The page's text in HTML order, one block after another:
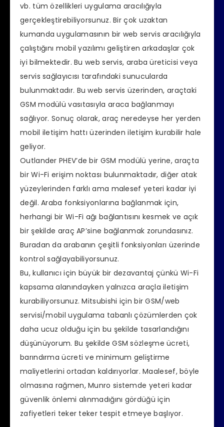
vb. tüm özellikleri uygulama aracılığıyla
gerçekleştirebiliyorsunuz. Bir çok uzaktan
kumanda uygulamasının bir web servis aracılığıyla
çalıştığını mobil yazılımı geliştiren arkadaşlar çok
iyi bilmektedir. Bu web servis, araba üreticisi veya
servis sağlayıcısı tarafındaki sunucularda
bulunmaktadır. Bu web servis üzerinden, araçtaki
GSM modülü vasıtasıyla araca bağlanmayı
sağlıyor. Sonuç olarak, araç neredeyse her yerden
mobil iletişim hattı üzerinden iletişim kurabilir hale
geliyor.
Outlander PHEV’de bir GSM modülü yerine, araçta
bir Wi-Fi erişim noktası bulunmaktadır, diğer atak
yüzeylerinden farklı ama malesef yeteri kadar iyi
değil. Araba fonksiyonlarına bağlanmak için,
herhangi bir Wi-Fi ağı bağlantısını kesmek ve açık
bir şekilde araç AP’sine bağlanmak zorundasınız.
Buradan daarabanın çeşitli fonksiyonları üzerinde
kontrol sağlayabiliyorsunuz.
Bu, kullanıcı için büyük bir dezavantaj çünkü Wi-Fi
kapsama alanındayken yalnızca araçla iletişim
kurabiliyorsunuz. Mitsubishi için bir GSM/web
servisi/mobil uygulama tabanlı çözümlerden çok
daha ucuz olduğu için bu şekilde tasarlandığını
düşünüyorum. Bu şekildeGSM sözleşme ücreti,
barındırma ücreti ve minimum geliştirme
maliyetlerini ortadan kaldırıyorlar.Maalesef, böyle
olmasına rağmen, Munro sistemde yeteri kadar
güvenlik önlemi alınmadığını gördüğü için
zafiyetleri teker teker tespit etmeye başlıyor.